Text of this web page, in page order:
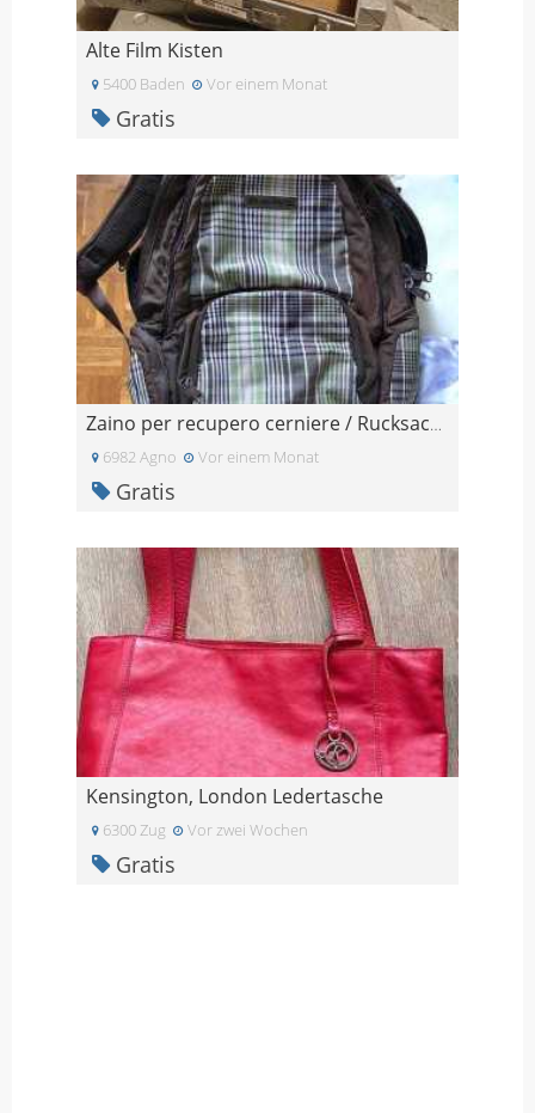
Alte Film Kisten
5400 Baden Vor einem Monat
Gratis
Zaino per recupero cerniere / Rucksack zur Reparat
6982 Agno Vor einem Monat
Gratis
Kensington, London Ledertasche
6300 Zug Vor zwei Wochen
Gratis